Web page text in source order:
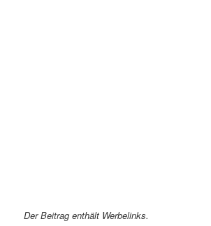
Der Beitrag enthält Werbelinks.